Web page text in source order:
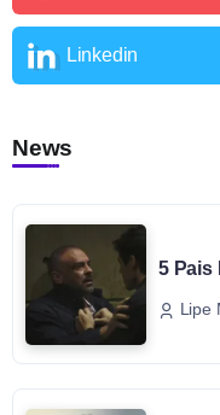
Linkedin
News
5 Pais
Lipe